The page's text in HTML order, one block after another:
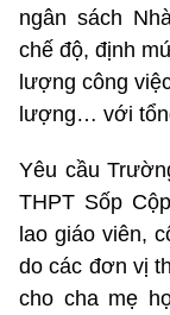
ngân sách
chế độ, định
lượng công
lượng… với
Yêu cầu
THPT Sốp
lao giáo viên,
do các đơn vị
cho cha mẹ